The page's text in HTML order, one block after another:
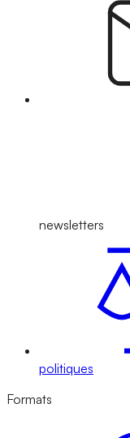
newsletters
politiques
Formats